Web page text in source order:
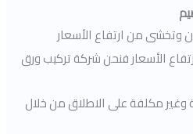
وتخشى من ارتفاع الأسعار
الأسعار فنحن شركة تركيب ورق
وغير مكلفة على الاطلاق من خلال